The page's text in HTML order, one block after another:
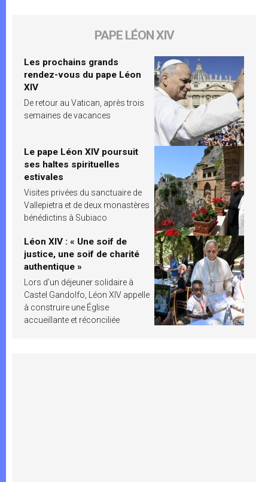
PAPE LÉON XIV
Les prochains grands
rendez-vous du pape Léon
XIV
De retour au Vatican, après trois
semaines de vacances
Le pape Léon XIV poursuit
ses haltes spirituelles
estivales
Visites privées du sanctuaire de
Vallepietra et de deux monastères
bénédictins à Subiaco
Léon XIV : « Une soif de
justice, une soif de charité
authentique »
Lors d’un déjeuner solidaire à
Castel Gandolfo, Léon XIV appelle
à construire une Église
accueillante et réconciliée